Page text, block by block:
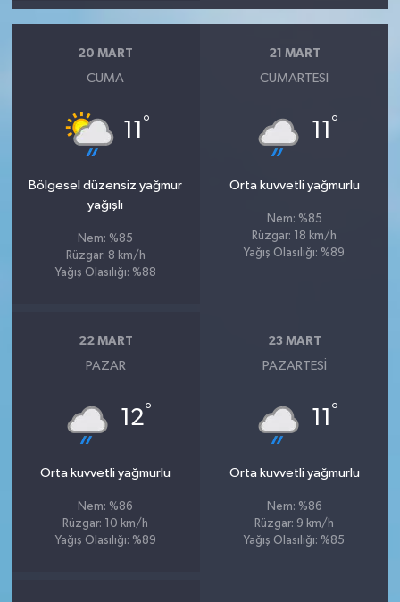
20 MART
CUMA
11 °
Bölgesel düzensiz yağmur
yağışlı
Nem: %85
Rüzgar: 8 km/h
Yağış Olasılığı: %88
21 MART
CUMARTESI
11 °
Orta kuvvetli yağmurlu
Nem: %85
Rüzgar: 18 km/h
Yağış Olasılığı: %89
22 MART
PAZAR
12°
Orta kuvvetli yağmurlu
Nem: %86
Rüzgar: 10 km/h
Yağış Olasılığı: %89
23 MART
PAZARTESI
11 °
Orta kuvvetli yağmurlu
Nem: %86
Rüzgar: 9 km/h
Yağış Olasılığı: %85